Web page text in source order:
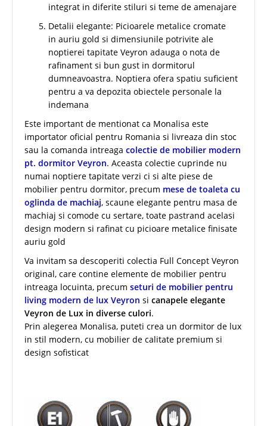
integrat in diferite stiluri si teme de amenajare
Detalii elegante: Picioarele metalice cromate
in auriu gold si dimensiunile potrivite ale
noptierei tapitate Veyron adauga o nota de
rafinament si bun gust in dormitorul
dumneavoastra. Noptiera ofera spatiu suficient
pentru a va depozita obiectele personale la
indemana
Este important de mentionat ca Monalisa este
importator oficial pentru Romania si livreaza din stoc
sau la comanda intreaga colectie de mobilier modern
pt. dormitor Veyron. Aceasta colectie cuprinde nu
numai noptiere tapitate verzi ci si alte piese de
mobilier pentru dormitor, precum mese de toaleta cu
oglinda de machiaj, scaune elegante pentru masa de
machiaj si comode cu sertare, toate pastrand acelasi
design modern si rafinat cu picioare metalice finisate
auriu gold
Va invitam sa descoperiti colectia Full Concept Veyron
original, care contine elemente de mobilier pentru
intreaga locuinta, precum seturi de mobilier pentru
living modern de lux Veyron si canapele elegante
Veyron de Lux in diverse culori.
Prin alegerea Monalisa, puteti crea un dormitor de lux
in stil modern, cu mobilier de calitate premium si
design sofisticat